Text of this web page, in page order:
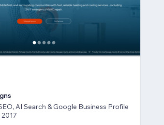
AI Search & Google Business Profile